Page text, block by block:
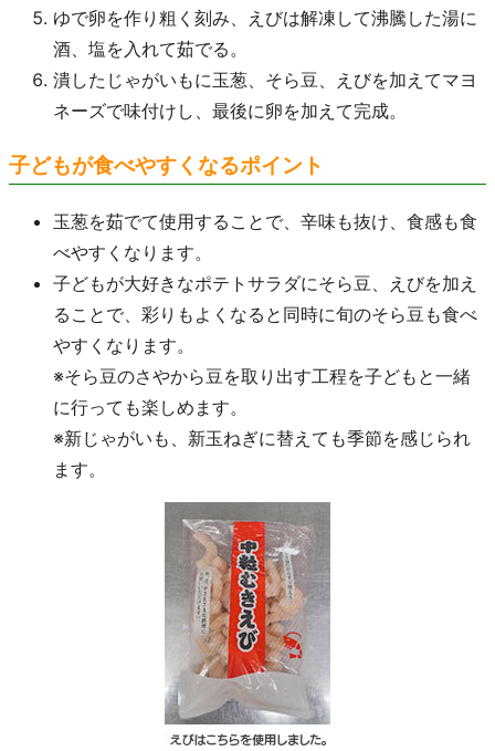
ゆで卵を作り粗く刻み、えびは解凍して沸騰した湯に
酒、塩を入れて茹でる。
潰したじゃがいもに玉葱、そら豆、えびを加えてマヨ
ネーズで味付けし、最後に卵を加えて完成。
子どもが食べやすくなるポイント
玉葱を茹でて使用することで、辛味も抜け、食感も食
べやすくなります。
子どもが大好きなポテトサラダにそら豆、えびを加え
ることで、彩りもよくなると同時に旬のそら豆も食べ
やすくなります。
※そら豆のさやから豆を取り出す工程を子どもと一緒
に行っても楽しめます。
※新じゃがいも、新玉ねぎに替えても季節を感じられ
ます。